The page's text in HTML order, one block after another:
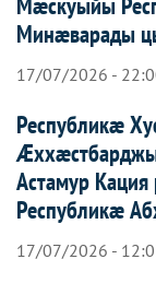
Минæварады
17/07/2026 -
Республикæ
Астамур
Республикæ
17/07/2026 -